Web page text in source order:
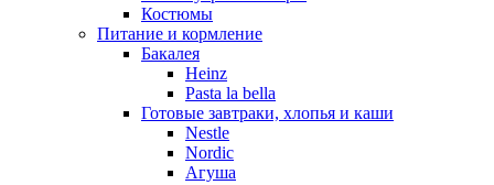
Костюмы
Питание и кормление
Бакалея
Heinz
Pasta la bella
Готовые завтраки, хлопья и каши
Nestle
Nordic
Агуша